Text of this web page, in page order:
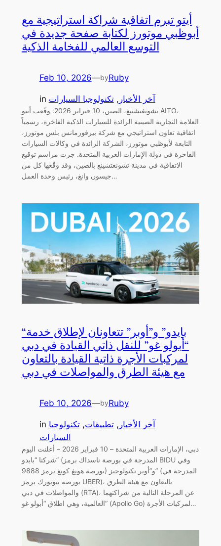
أيتو تبرم اتفاقية شراكة استراتيجية مع
أبوظبي موتورز لكتابة صفحة جديدة في
التوسع العالمي للفخامة الذكية
Feb 10, 2026—byRuby
in آخر الأخبار , تكنولوجيا السيارات
تشونغتشينغ، الصين، 10 فبراير 2026: وقّعت أيتو AITO،
العلامة التجارية الصينية الرائدة للسيارات الذكية الفاخرة، رسمياً
اتفاقية تعاون استراتيجي مع شركة بيرفورمانس بلس موتورز،
التابعة لأبوظبي موتورز، الشركة الرائدة في وكالات السيارات
الفاخرة في دولة الإمارات العربية المتحدة. جرت مراسم توقيع
الاتفاقية في مدينة تشونغتشينغ بالصين، وقد وقّعها كل من
جيسون وانغ، رئيس وحدة العمل…
“بايدو” و”أوبر” تتعاونان لإطلاق خدمة
“أبولو غو” للنقل ذاتي القيادة في دبي
لمركبات الأجرة ذاتية القيادة بالتعاون
مع هيئة الطرق والمواصلات في دبي
Feb 10, 2026—byRuby
in آخر الأخبار , تطبيقات, تكنولوجيا
السيارات
دبي، الإمارات العربية المتحدة – 10 فبراير 2026 – أعلنت اليوم
شركتا “بايدو” (المدرجة في بورصة ناسداك برمز BIDU وفي
بورصة هونغ كونغ برمز 9888) و”أوبر تكنولوجيز” (المدرجة في
بورصة نيويورك برمز UBER)، بالتعاون مع هيئة الطرق
والمواصلات في دبي (RTA)، عن المرحلة التالية من شراكتهما
العالمية، وهي اطلاق “أبولو غو” (Apollo Go) لمركبات الأجرة…